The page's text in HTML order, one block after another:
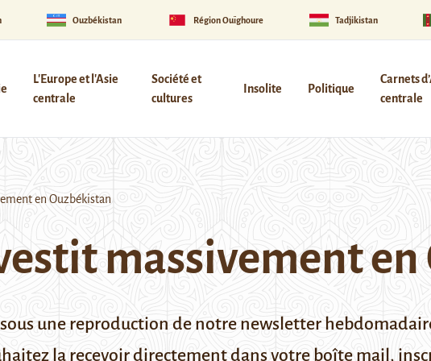
Ouzbékistan Région Ouïghoure Tadjikistan
L'Europe et l'Asie
centrale
Société et
cultures
Insolite Politique
Carnets
centrale
en Ouzbékistan
massivement
une reproduction de notre newsletter
la recevoir directement dans votre boîte mail,